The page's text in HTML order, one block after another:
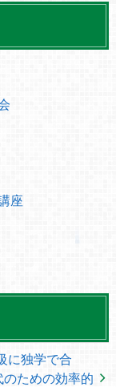
座
に独学で合
ための効率的